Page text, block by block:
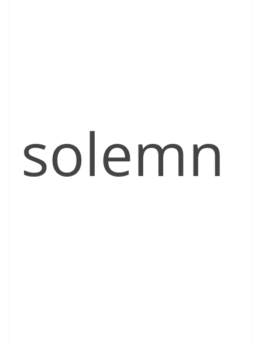
solemn